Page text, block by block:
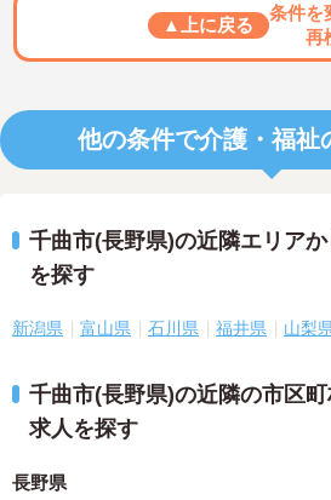
▲上に戻る
条件を
再
他の条件で介護・福祉
千曲市(長野県)の近隣エリア
を探す
新潟県 富山県 石川県 福井県 山梨
千曲市(長野県)の近隣の市区
求人を探す
長野県